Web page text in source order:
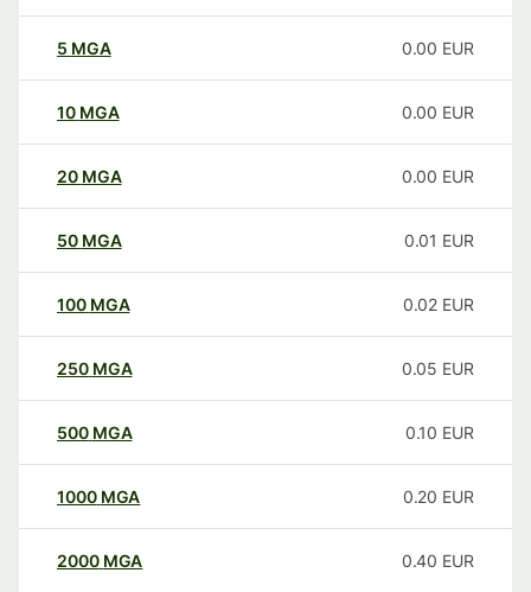
5 MGA 0.00 EUR
10 MGA 0.00 EUR
20 MGA 0.00 EUR
50 MGA 0.01 EUR
100 MGA 0.02 EUR
250 MGA 0.05 EUR
500 MGA 0.10 EUR
1000 MGA 0.20 EUR
2000 MGA 0.40 EUR